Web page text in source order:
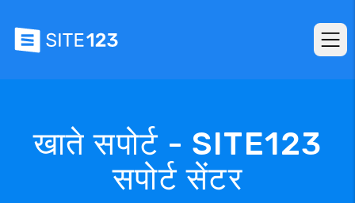
खाते सपोर्ट - SITE123
सपोर्ट सेंटर